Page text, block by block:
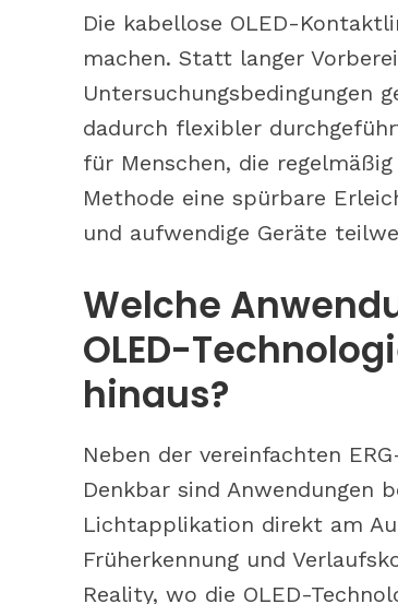
Die kabellose OLED-
machen. Statt langer
Untersuchungsbedingungen
dadurch flexibler
für Menschen, die
Methode eine spürbare
und aufwendige Geräte
Welche
OLED-
hinaus?
Neben der vereinfachten
Denkbar sind Anwendungen
Lichtapplikation direkt am
Früherkennung und
Reality, wo die OLED-